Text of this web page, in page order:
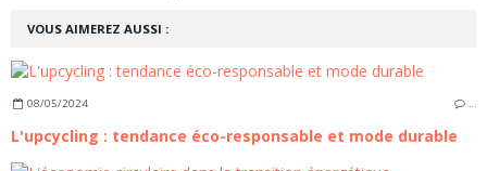
VOUS AIMEREZ AUSSI :
08/05/2024 …
L'upcycling : tendance éco-responsable et mode durable